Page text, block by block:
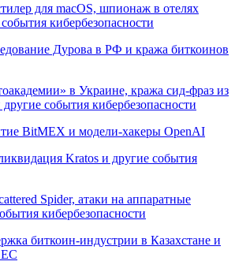
для macOS, шпионаж в отелях
кибербезопасности
Дурова в РФ и кража биткоинов
в Украине, кража сид-фраз из
события кибербезопасности
BitMEX и модели-хакеры OpenAI
Kratos и другие события
Spider, атаки на аппаратные
кибербезопасности
биткоин-индустрии в Казахстане и
ЕС